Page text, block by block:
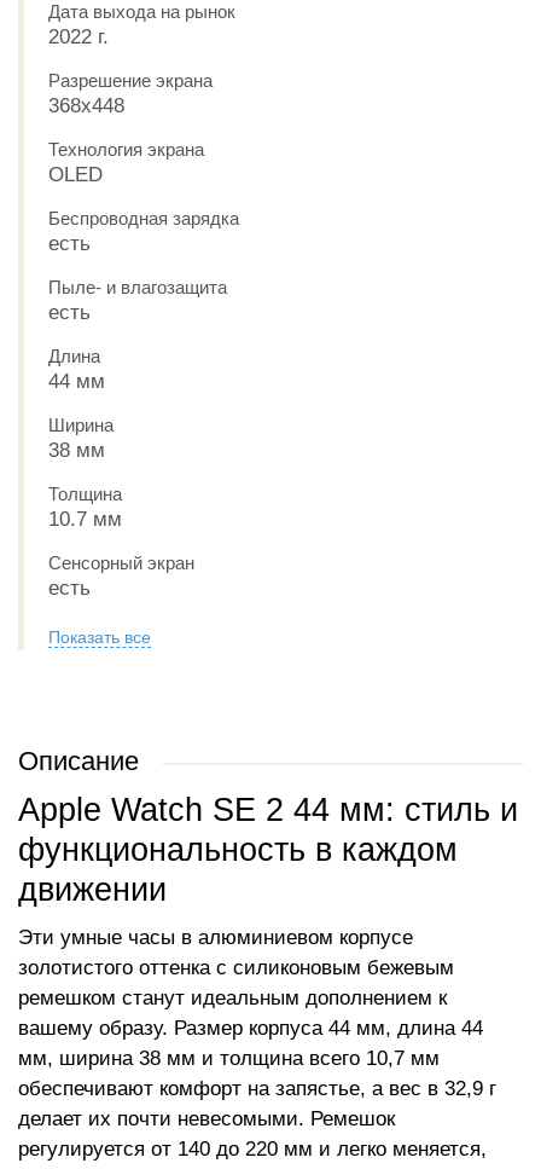
Дата выхода на рынок
2022 г.
Разрешение экрана
368x448
Технология экрана
OLED
Беспроводная зарядка
есть
Пыле- и влагозащита
есть
Длина
44 мм
Ширина
38 мм
Толщина
10.7 мм
Сенсорный экран
есть
Показать все
Описание
Apple Watch SE 2 44 мм: стиль и
функциональность в каждом
движении
Эти умные часы в алюминиевом корпусе
золотистого оттенка с силиконовым бежевым
ремешком станут идеальным дополнением к
вашему образу. Размер корпуса 44 мм, длина 44
мм, ширина 38 мм и толщина всего 10,7 мм
обеспечивают комфорт на запястье, а вес в 32,9 г
делает их почти невесомыми. Ремешок
регулируется от 140 до 220 мм и легко меняется,